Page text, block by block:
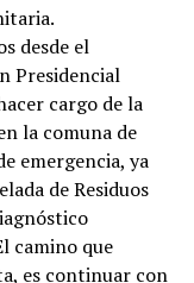
desde el
Presidencial
cargo de la
la comuna de
emergencia, ya
de Residuos
camino que
es continuar con